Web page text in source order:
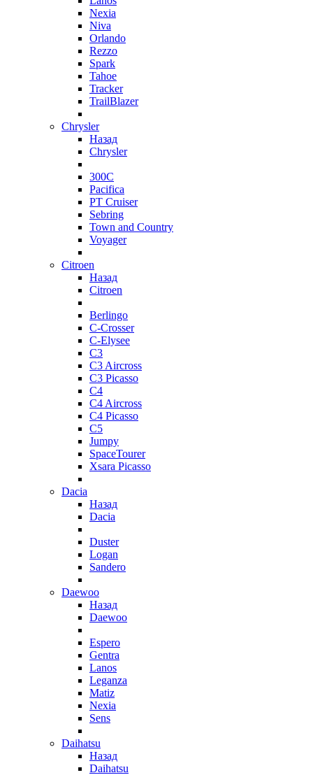
Nexia
Niva
Orlando
Rezzo
Spark
Tahoe
Tracker
TrailBlazer
Chrysler
Назад
Chrysler
300C
Pacifica
PT Cruiser
Sebring
Town and Country
Voyager
Citroen
Назад
Citroen
Berlingo
C-Crosser
C-Elysee
C3
C3 Aircross
C3 Picasso
C4
C4 Aircross
C4 Picasso
C5
Jumpy
SpaceTourer
Xsara Picasso
Dacia
Назад
Dacia
Duster
Logan
Sandero
Daewoo
Назад
Daewoo
Espero
Gentra
Lanos
Leganza
Matiz
Nexia
Sens
Daihatsu
Назад
Daihatsu